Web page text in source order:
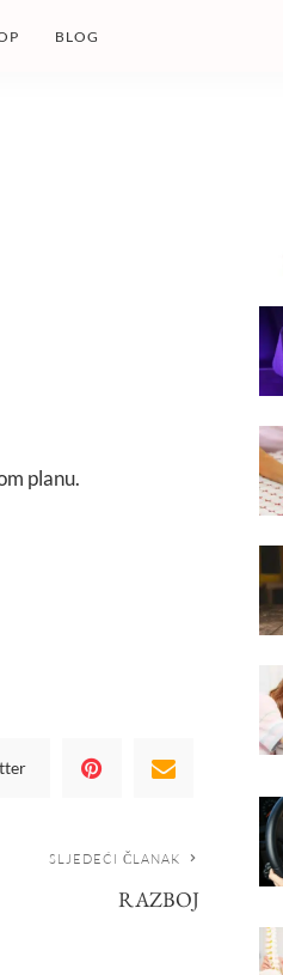
BLOG
planu.
SLJEDEĆI ČLANAK
RAZBOJ